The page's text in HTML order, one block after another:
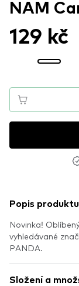
NAM
129 kč
Popis produktu
Novinka!
vyhledávané
PANDA.
Složení a